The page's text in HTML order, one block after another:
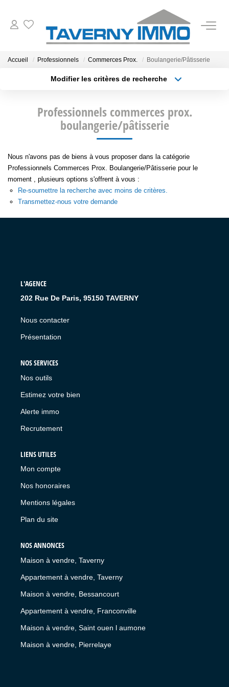
ESTIMATION
OUTILS
CONTACT
Accueil Professionnels Commerces Prox. Boulangerie/Pâtisserie
Modifier les critères de recherche
Sélectionnez...
Type de bien
Surface min
Créer une alerte
Professionnels commerces prox.
boulangerie/pâtisserie
Nous n'avons pas de biens à vous proposer dans la catégorie
Professionnels Commerces Prox. Boulangerie/Pâtisserie pour le
moment , plusieurs options s'offrent à vous :
Re-soumettre la recherche avec moins de critères.
Transmettez-nous votre demande
L'AGENCE
202 Rue De Paris, 95150 TAVERNY
Nous contacter
Présentation
NOS SERVICES
Nos outils
Estimez votre bien
Alerte immo
Recrutement
LIENS UTILES
Mon compte
Nos honoraires
Mentions légales
Plan du site
NOS ANNONCES
Maison à vendre, Taverny
Appartement à vendre, Taverny
Maison à vendre, Bessancourt
Appartement à vendre, Franconville
Maison à vendre, Saint ouen l aumone
Maison à vendre, Pierrelaye